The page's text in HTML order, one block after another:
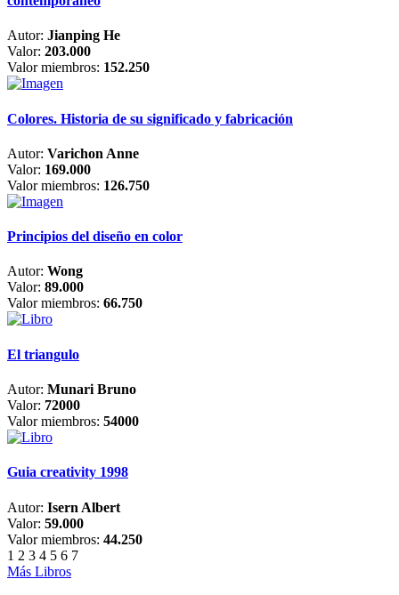
Autor: Jianping He
Valor: 203.000
Valor miembros: 152.250
Colores. Historia de su significado y fabricación
Autor: Varichon Anne
Valor: 169.000
Valor miembros: 126.750
Principios del diseño en color
Autor: Wong
Valor: 89.000
Valor miembros: 66.750
El triangulo
Autor: Munari Bruno
Valor: 72000
Valor miembros: 54000
Guia creativity 1998
Autor: Isern Albert
Valor: 59.000
Valor miembros: 44.250
1 2 3 4 5 6 7
Más Libros